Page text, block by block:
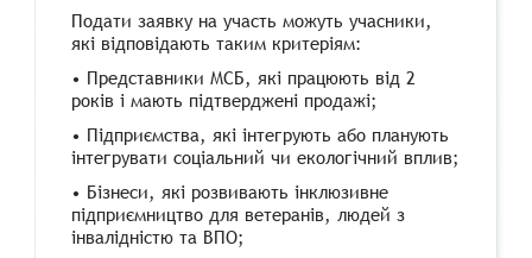
Подати заявку на участь можуть учасники,
які відповідають таким критеріям:
• Представники МСБ, які працюють від 2
років і мають підтверджені продажі;
• Підприємства, які інтегрують або планують
інтегрувати соціальний чи екологічний вплив;
• Бізнеси, які розвивають інклюзивне
підприємництво для ветеранів, людей з
інвалідністю та ВПО;